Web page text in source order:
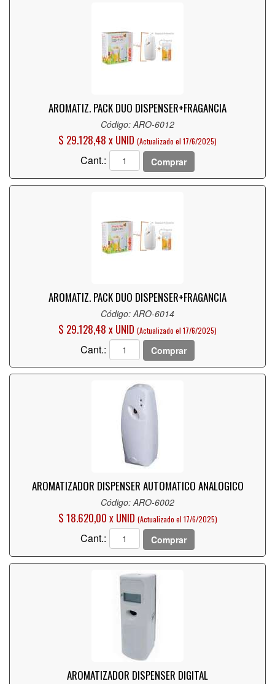
AROMATIZ. PACK DUO DISPENSER+FRAGANCIA
Código: ARO-6012
$ 29.128,48 x UNID (Actualizado el 17/6/2025)
Cant.: Comprar
AROMATIZ. PACK DUO DISPENSER+FRAGANCIA
Código: ARO-6014
$ 29.128,48 x UNID (Actualizado el 17/6/2025)
Cant.: Comprar
AROMATIZADOR DISPENSER AUTOMATICO ANALOGICO
Código: ARO-6002
$ 18.620,00 x UNID (Actualizado el 17/6/2025)
Cant.: Comprar
AROMATIZADOR DISPENSER DIGITAL